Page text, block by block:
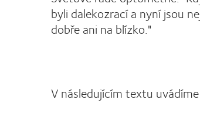
byli dalekozrací a nyní jsou
dobře ani na blízko."
V následujícím textu